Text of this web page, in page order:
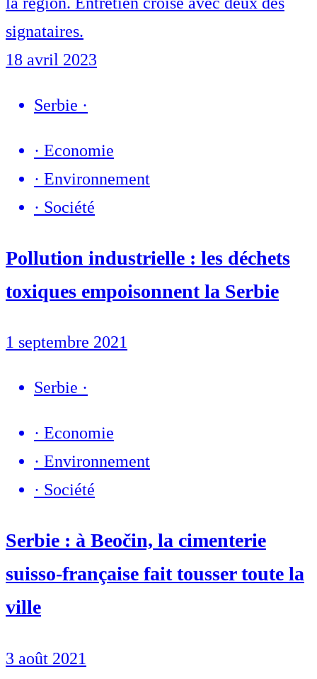
signataires.
18 avril 2023
Serbie ·
· Economie
· Environnement
· Société
Pollution industrielle : les déchets
toxiques empoisonnent la Serbie
1 septembre 2021
Serbie ·
· Economie
· Environnement
· Société
Serbie : à Beočin, la cimenterie
suisso-française fait tousser toute la
ville
3 août 2021